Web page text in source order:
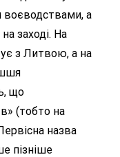
а
заході. На
з Литвою, а на
що
(тобто на
назва
пізніше